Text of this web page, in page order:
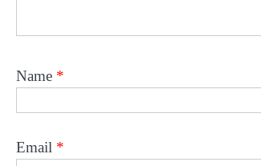
Name *
Email *